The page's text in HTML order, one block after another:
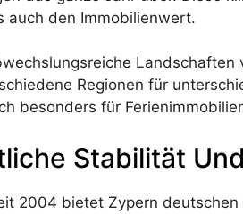
auch den Immobilienwert.
Regionen für
besonders für
Stabilität
2004 bietet Zypern